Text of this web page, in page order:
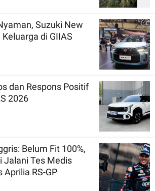
Suzuki New
di GIIAS
dan Respons Positif
2026
Belum Fit 100%,
Jalani Tes Medis
RS-GP